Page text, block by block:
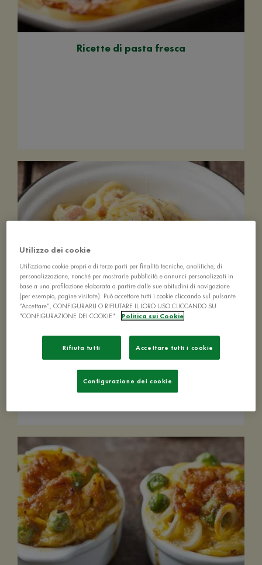
Ricette di pasta fresca
Ricette con spaghetti
Utilizzo dei cookie
Utilizziamo cookie propri e di terze parti per finalità tecniche, analitiche, di
personalizzazione, nonché per mostrarle pubblicità e annunci personalizzati in
base a una profilazione elaborata a partire dalle sue abitudini di navigazione
(per esempio, pagine visitate). Può accettare tutti i cookie cliccando sul pulsante
“Accettare”, CONFIGURARLI O RIFIUTARE IL LORO USO CLICCANDO SU
"CONFIGURAZIONE DEI COOKIE".
Politica sui Cookie
Rifiuta tutti Accettare tutti i cookie
Configurazione dei cookie